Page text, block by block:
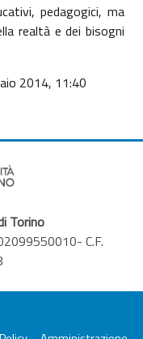
pedagogici, ma
realtà e dei bisogni
2014, 11:40
Torino
C.F.